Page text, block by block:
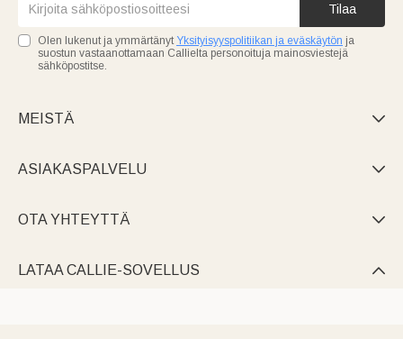
Tilaa
Olen lukenut ja ymmärtänyt Yksityisyyspolitiikan ja eväskäytön ja
suostun vastaanottamaan Callielta personoituja mainosviestejä
sähköpostitse.
MEISTÄ 
ASIAKASPALVELU 
OTA YHTEYTTÄ 
LATAA CALLIE-SOVELLUS 